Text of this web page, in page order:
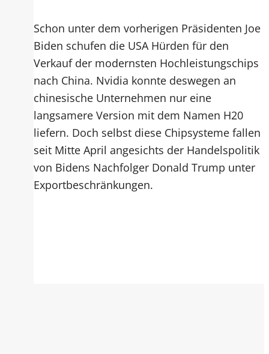
Schon unter dem vorherigen Präsidenten Joe
Biden schufen die USA Hürden für den
Verkauf der modernsten Hochleistungschips
nach China. Nvidia konnte deswegen an
chinesische Unternehmen nur eine
langsamere Version mit dem Namen H20
liefern. Doch selbst diese Chipsysteme fallen
seit Mitte April angesichts der Handelspolitik
von Bidens Nachfolger Donald Trump unter
Exportbeschränkungen.